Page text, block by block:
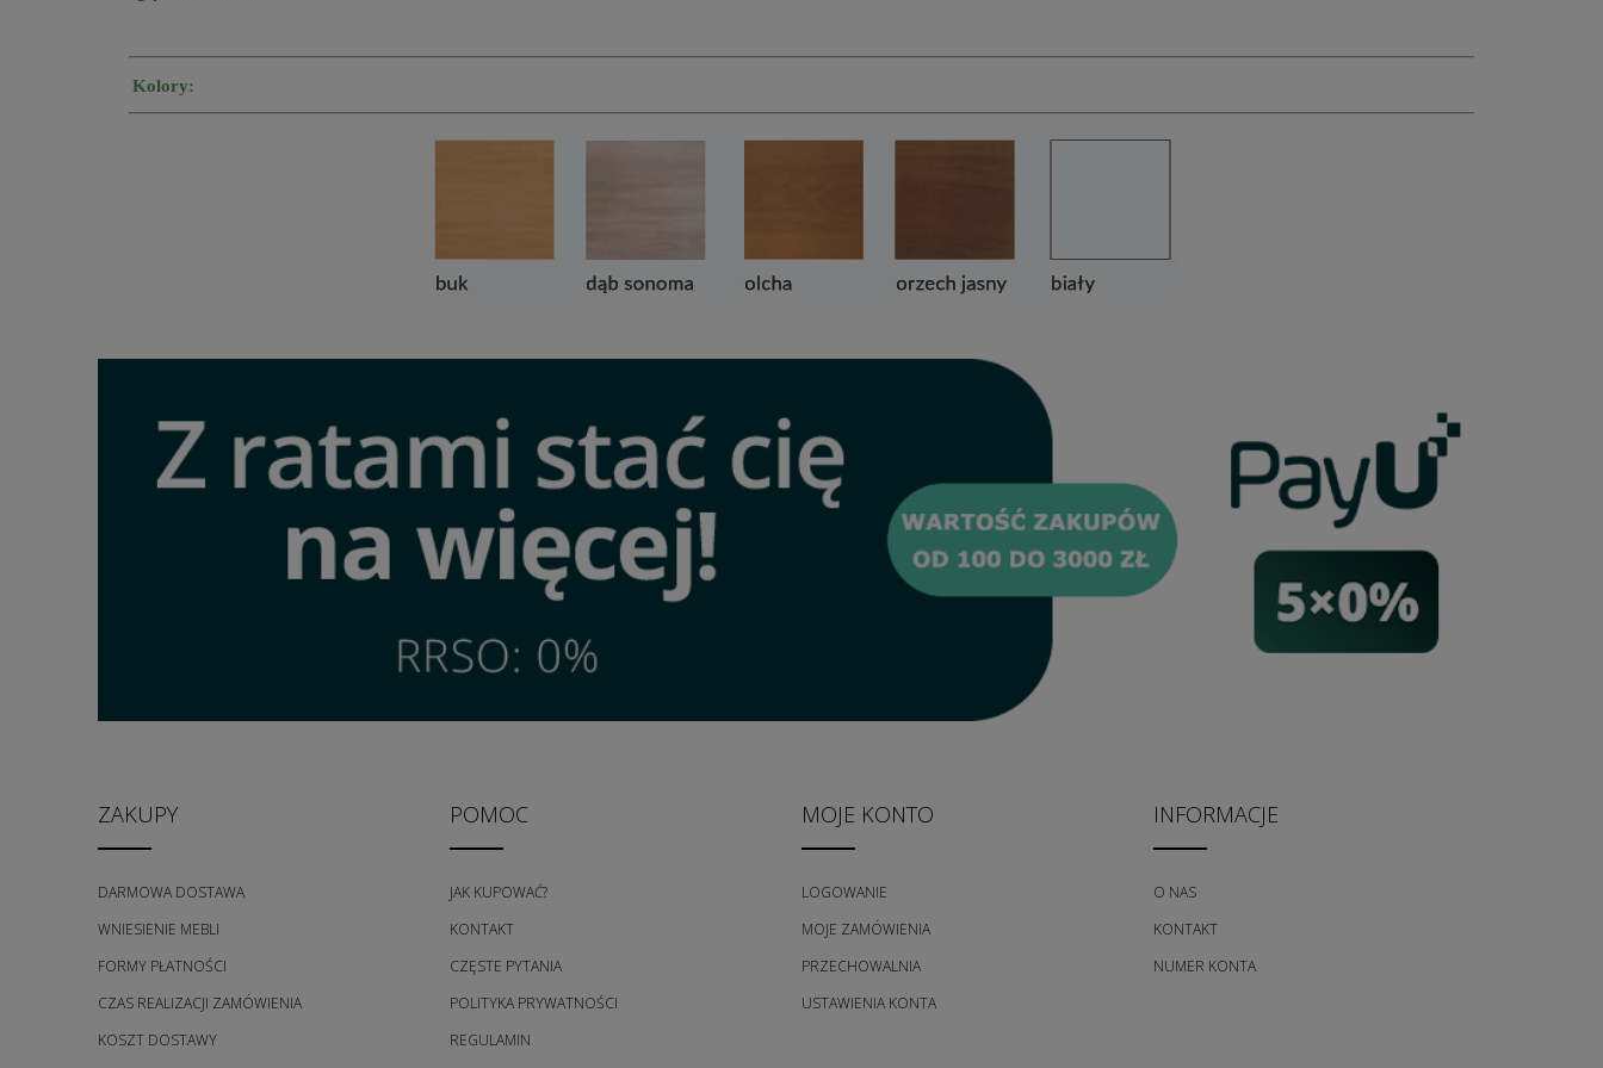
Kolory:
ZAKUPY
DARMOWA DOSTAWA
WNIESIENIE MEBLI
FORMY PŁATNOŚCI
CZAS REALIZACJI ZAMÓWIENIA
KOSZT DOSTAWY
POMOC
JAK KUPOWAĆ?
KONTAKT
CZĘSTE PYTANIA
POLITYKA PRYWATNOŚCI
REGULAMIN
MOJE KONTO
LOGOWANIE
MOJE ZAMÓWIENIA
PRZECHOWALNIA
USTAWIENIA KONTA
INFORMACJE
O NAS
KONTAKT
NUMER KONTA